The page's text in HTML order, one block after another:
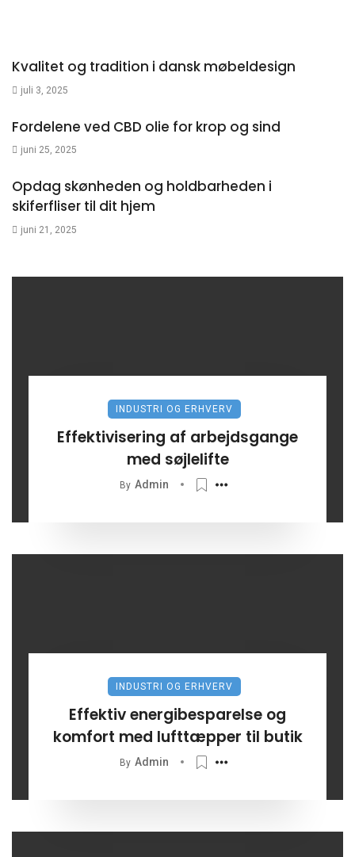
Kvalitet og tradition i dansk møbeldesign
juli 3, 2025
Fordelene ved CBD olie for krop og sind
juni 25, 2025
Opdag skønheden og holdbarheden i
skiferfliser til dit hjem
juni 21, 2025
INDUSTRI OG ERHVERV
Effektivisering af arbejdsgange
med søjlelifte
By Admin
INDUSTRI OG ERHVERV
Effektiv energibesparelse og
komfort med lufttæpper til butik
By Admin